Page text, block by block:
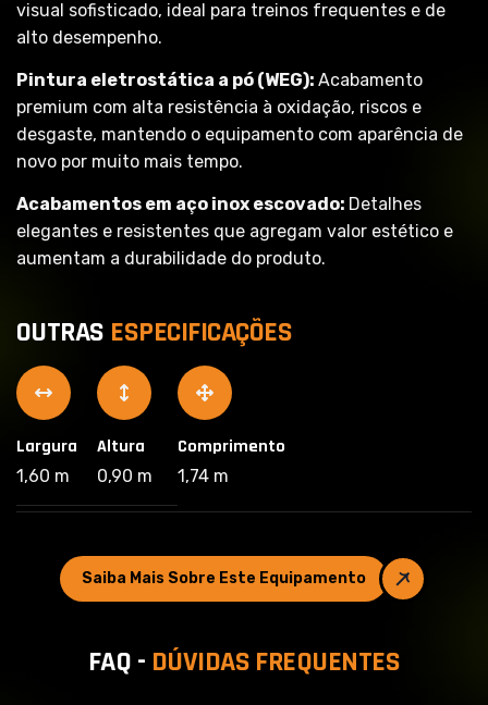
visual sofisticado, ideal para treinos frequentes e de
alto desempenho.
Pintura eletrostática a pó (WEG): Acabamento
premium com alta resistência à oxidação, riscos e
desgaste, mantendo o equipamento com aparência de
novo por muito mais tempo.
Acabamentos em aço inox escovado: Detalhes
elegantes e resistentes que agregam valor estético e
aumentam a durabilidade do produto.
OUTRAS ESPECIFICAÇÕES
Largura
1,60 m
Altura
0,90 m
Comprimento
1,74 m
Saiba Mais Sobre Este Equipamento
FAQ - DÚVIDAS FREQUENTES